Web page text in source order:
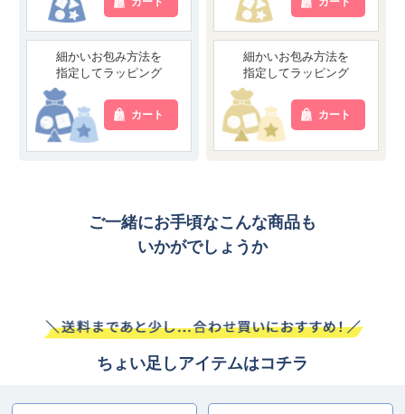
細かいお包み方法を
指定してラッピング
カート
細かいお包み方法を
指定してラッピング
カート
ご一緒にお手頃なこんな商品も
いかがでしょうか
ちょい足しアイテムはコチラ